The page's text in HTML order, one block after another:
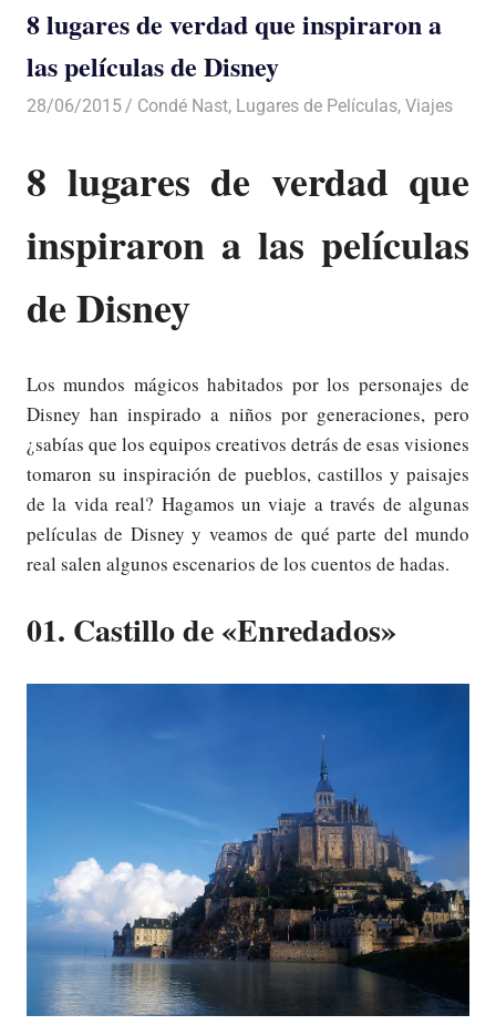
8 lugares de verdad que inspiraron a
las películas de Disney
28/06/2015 Luis Castellanos
Condé Nast, Lugares de Películas,Viajes
8 lugares de verdad que
inspiraron a las películas
de Disney
Los mundos mágicos habitados por los personajes de
Disney han inspirado a niños por generaciones, pero
¿sabías que los equipos creativos detrás de esas visiones
tomaron su inspiración de pueblos, castillos y paisajes
de la vida real? Hagamos un viaje a través de algunas
películas de Disney y veamos de qué parte del mundo
real salen algunos escenarios de los cuentos de hadas.
01. Castillo de «Enredados»